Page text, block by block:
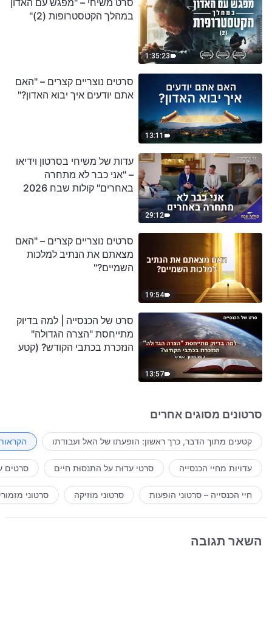
1:35:23
במהלך הקטסטרופות (2)"
13:11
סרטים נוצריים קצרים – "האם
אתם יודעים איך יבוא האדון?"
29:12
עדות של משיחי בסרטון וידיאו
– "אני כבר לא מתחרה
באחרים" קולות שבח 2026
19:54
סרטים נוצריים קצרים – "האם
מצאתם את הנתיב למלכות
השמיים?"
13:57
סרט של הכנסייה | למה בדיוק
מתייחסת "הצרה הגדולה"
הנזכרת בכתבי הקודש? (קטע
סרטונים מסוגים אחרים
קטעים מתוך הדבר, כרך ראשון: הופעתו של האל ועבודתו
עדויות מחיי הכנסייה סרטי עדוּת על התנסוּת חיים סרטים
חיי הכנסייה – סרטוני הופעות סרטוני מוזיקה סרטוני
השאר תגובה